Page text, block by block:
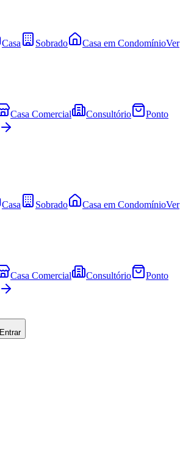
Casa Sobrado Casa em CondomínioVer
Casa Comercial Consultório
Ponto
Casa Sobrado Casa em CondomínioVer
Casa Comercial Consultório
Ponto
Entrar